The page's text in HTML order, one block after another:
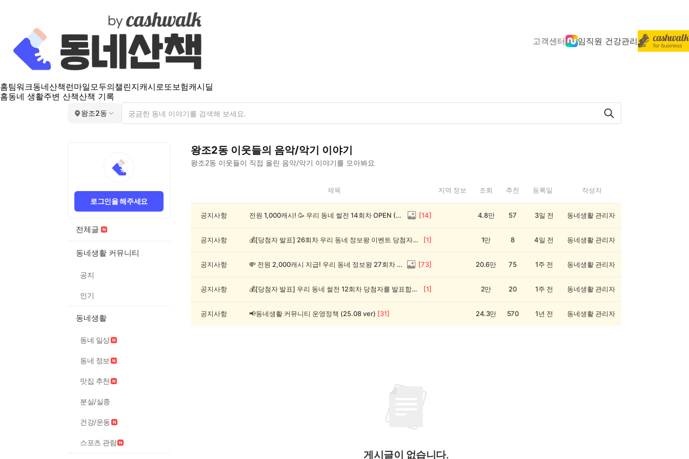
고객센터 임직원 건강관리
홈팀워크동네산책 런마일모두의챌린지캐시로또보험캐시딜
홈동네 생활주변 산책산책 기록
왕조2동
로그인을 해주세요
전체글
동네생활 커뮤니티
공지
인기
동네생활
동네 일상
동네 정보
맛집 추천
분실/실종
건강/운동
스포츠 관람
왕조2동 이웃들의 음악/악기 이야기
왕조2동 이웃들이 직접 올린 음악/악기 이야기를 모아봐요
2
제목 지역 정보 조회 추천 등록일 작성자
공지사항 전원 1,000캐시! 🥳 우리 동네 썰전 14회차 OPEN (~8/17) [14] 4.8만 57 3일 전 동네생활 관리자
공지사항 💰[당첨자 발표] 26회차 우리 동네 정보왕 이벤트 당첨자를 발표합니다! [1] 1만 8 4일 전 동네생활 관리자
공지사항 💸 전원 2,000캐시 지급! 우리 동네 정보왕 27회차 (~8/10) [73] 20.6만 75 1주 전 동네생활 관리자
공지사항 💰[당첨자 발표] 우리 동네 썰전 12회차 당첨자를 발표합니다! [1] 2만 20 1주 전 동네생활 관리자
공지사항 📢동네생활 커뮤니티 운영정책 (25.08 ver) [31] 24.3만 570 1년 전 동네생활 관리자
게시글이 없습니다.